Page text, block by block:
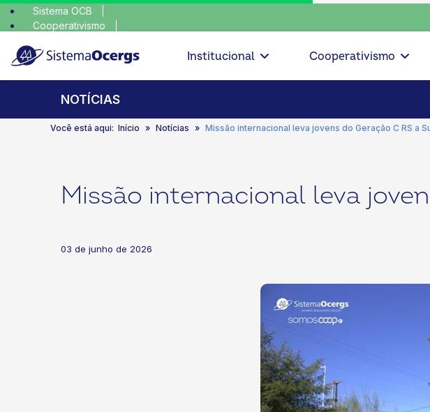
Sistema OCB
Cooperativismo
escolha consciente, escolha o
Institucional
Cooperativismo
NOTÍCIAS
Você está aqui: Início Notícias Missão internacional leva jovens do Geração C RS a
Missão internacional leva
03 de junho de 2026